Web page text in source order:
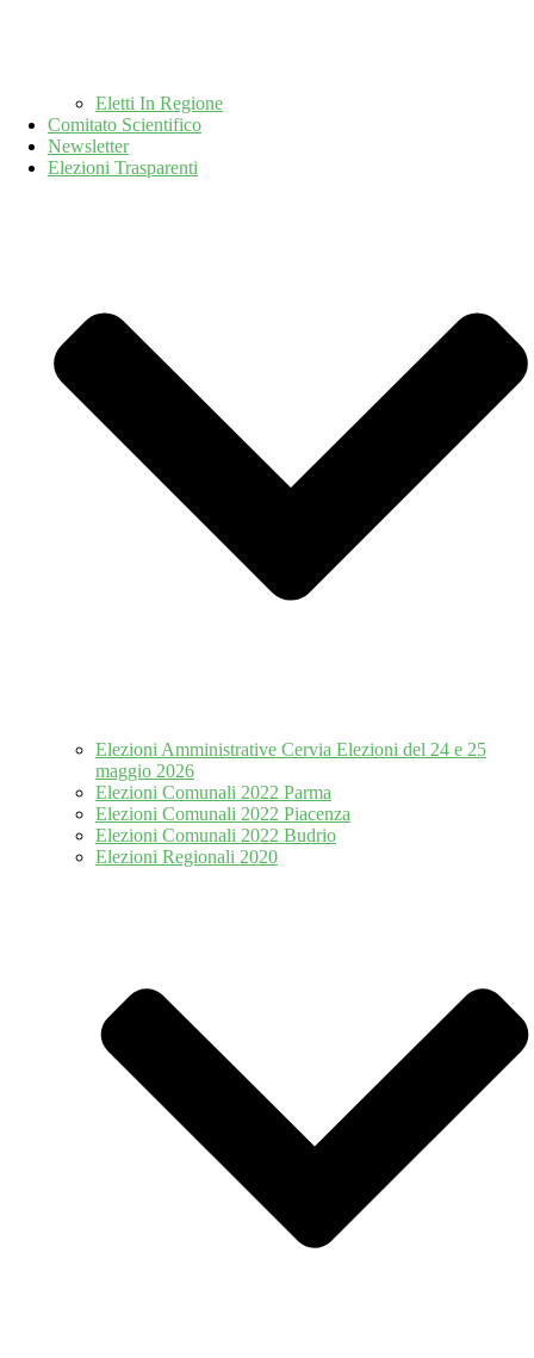
Eletti In Regione
Comitato Scientifico
Newsletter
Elezioni Trasparenti
Elezioni Amministrative Cervia Elezioni del 24 e 25
maggio 2026
Elezioni Comunali 2022 Parma
Elezioni Comunali 2022 Piacenza
Elezioni Comunali 2022 Budrio
Elezioni Regionali 2020